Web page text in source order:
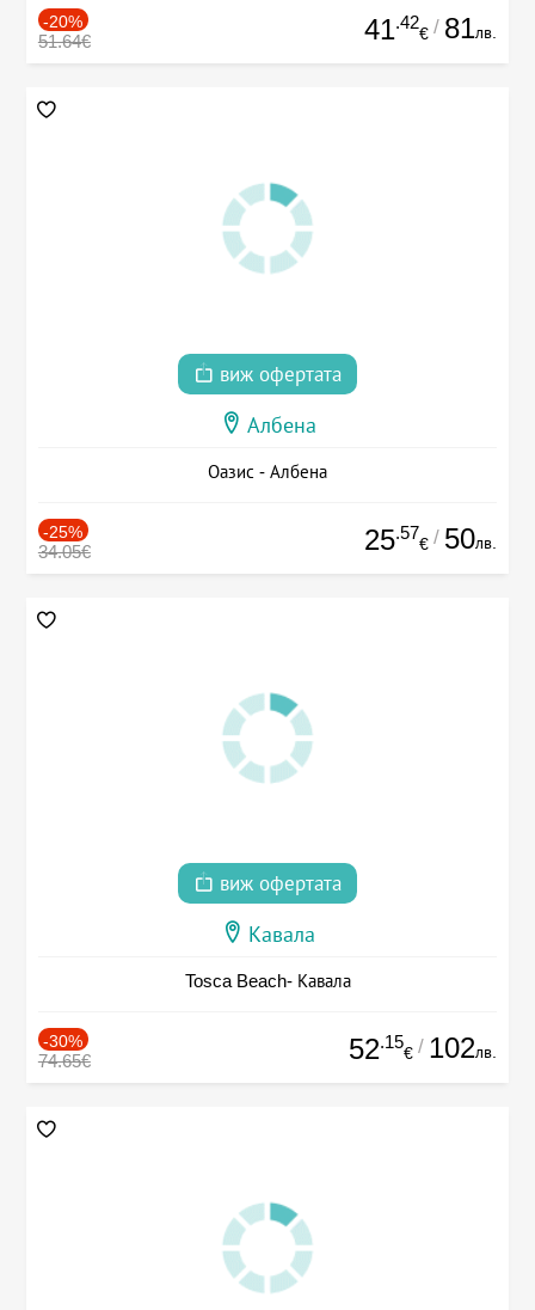
-20%
51.64€ 41.42
€ / 81лв.
виж офертата
Албена
Оазис - Албена
-25%
34.05€ 25.57
€ / 50лв.
виж офертата
Кавала
Tosca Beach- Кавала
-30%
74.65€ 52.15
€ / 102лв.